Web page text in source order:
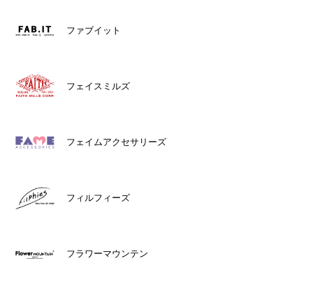
ファブイット
フェイスミルズ
フェイムアクセサリーズ
フィルフィーズ
フラワーマウンテン